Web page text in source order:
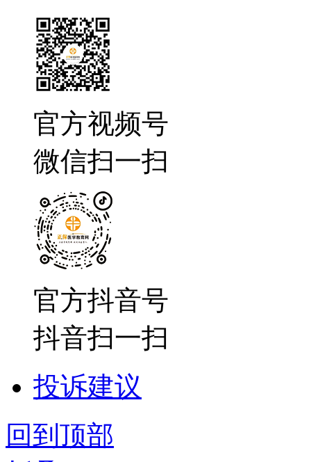
官方视频号
微信扫一扫
官方抖音号
抖音扫一扫
投诉建议
回到顶部